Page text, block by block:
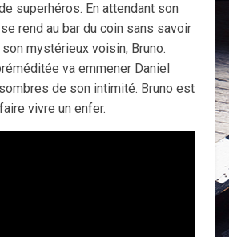
superhéros. En attendant son
rend au bar du coin sans savoir
mystérieux voisin, Bruno.
va emmener Daniel
de son intimité. Bruno est
vivre un enfer.